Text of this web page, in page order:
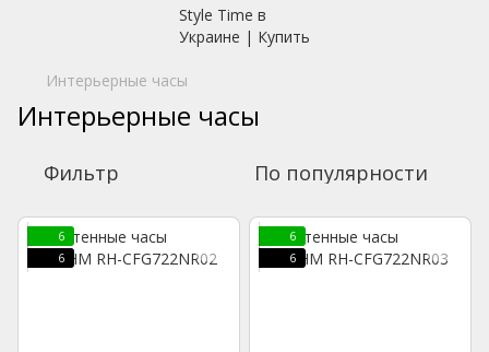
Интерьерные часы
Интерьерные часы
Фильтр По популярности
6
6
6
6